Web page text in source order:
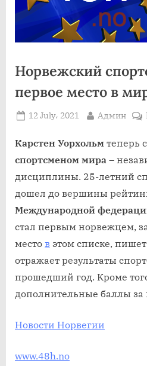
Норвежский
первое место в
Posted
12 July، 2021 By
Админ
Карстен Уорхольм теперь
спортсменом мира –
дисциплины. 25-летний
дошел до вершины
Международной
стал первым норвежцем,
место в этом списке,
отражает результаты
прошедший год. Кроме
дополнительные баллы
Новости Норвегии
www.48h.no